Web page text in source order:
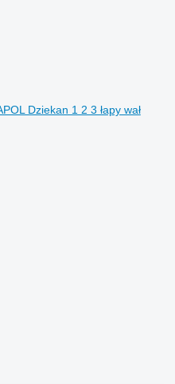
Dziekan 1 2 3 łapy wał